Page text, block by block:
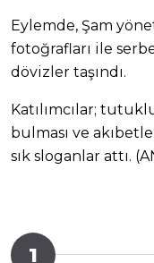
Eylemde, Şam
fotoğrafları ile
dövizler taşındı.
Katılımcılar;
bulması ve
sık sloganlar attı.
1